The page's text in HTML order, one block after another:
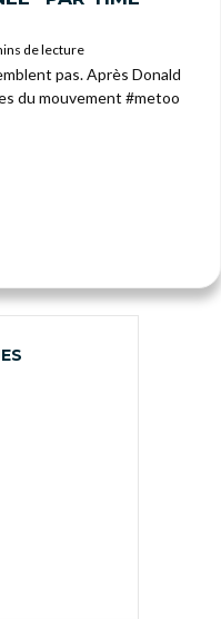
de lecture
pas. Après Donald
du mouvement #metoo